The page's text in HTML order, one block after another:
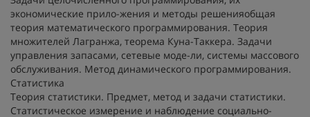
экономические прило-жения и методы решенияобщая
теория математического программирования. Теория
множителей Лагранжа, теорема Куна-Таккера. Задачи
управления запасами, сетевые моде-ли, системы массового
обслуживания. Метод динамического программирования.
Статистика
Теория статистики. Предмет, метод и задачи статистики.
Статистическое измерение и наблюдение социально-